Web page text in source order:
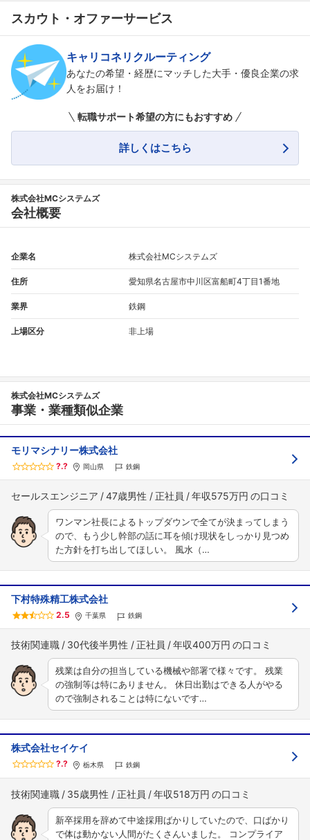
フォローしました
こちらの企業もフォローしませんか？
スカウト・オファーサービス
キャリコネリクルーティング
あなたの希望・経歴にマッチした大手・優良企業の求
人をお届け！
転職サポート希望の方にもおすすめ
詳しくはこちら
株式会社MCシステムズ
会社概要
企業名 株式会社MCシステムズ
住所 愛知県名古屋市中川区富船町4丁目1番地
業界 鉄鋼
上場区分 非上場
株式会社MCシステムズ
事業・業種類似企業
モリマシナリー株式会社
?.? 岡山県 鉄鋼
セールスエンジニア 47歳男性 正社員 年収575万円
ワンマン社長によるトップダウンで全てが決まってしまう
ので、もう少し幹部の話に耳を傾け現状をしっかり見つめ
た方針を打ち出してほしい。 風水（…
下村特殊精工株式会社
2.5 千葉県 鉄鋼
技術関連職 30代後半男性 正社員 年収400万円
残業は自分の担当している機械や部署で様々です。 残業
の強制等は特にありません。 休日出勤はできる人がやる
ので強制されることは特にないです…
株式会社セイケイ
?.? 栃木県 鉄鋼
技術関連職 35歳男性 正社員 年収518万円
新卒採用を辞めて中途採用ばかりしていたので、口ばかり
で体は動かない人間がたくさんいました。 コンプライア